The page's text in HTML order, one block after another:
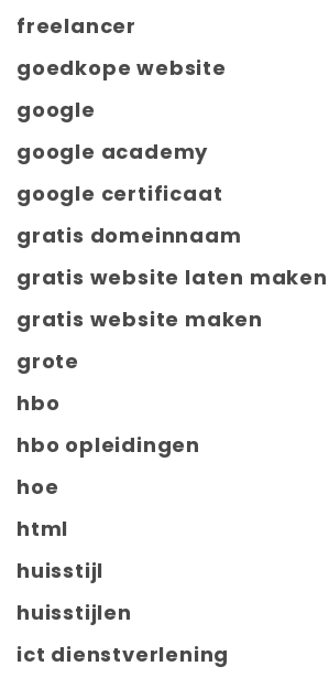
freelancer
goedkope website
google
google academy
google certificaat
gratis domeinnaam
gratis website laten maken
gratis website maken
grote
hbo
hbo opleidingen
hoe
html
huisstijl
huisstijlen
ict dienstverlening